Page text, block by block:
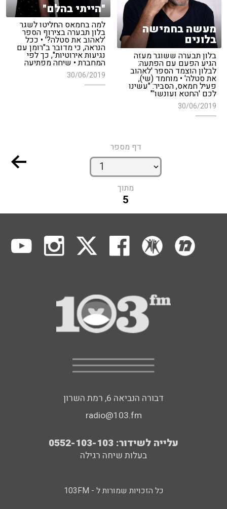
"הייתי בהלם"
למה בחמאס החליטו לשגר
בלון תבערה בצירוף הספר
'לאהוב את סטלה?' • ככל
הנראה, כי מדובר ב"רומן עם
נגיעות אירוטיות", כך לפי
המחברת • שיחה מפתיעה
30/06/2019
מעשה בחמישה
בלונים
בלון תבערה ששוגר מעזה
הגיע הפעם עם הפתעה:
לבלון הוצמד הספר 'לאהוב
את סטלה' • מוחמד (שי),
פעיל חמאס, הסביר: "עשינו
לכם 'החטא ועונשו'"
30/06/2019
דף מספר
מתוך
5
דבורה הנביאה 6, רמת השרון
radio@103.fm
עלייה לשידור: 0552-103-103
בעלות שיחה רגילה
כל הזכויות שמורות ל - 103FM